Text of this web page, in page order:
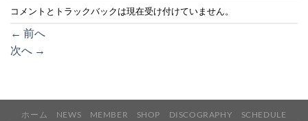
コメントとトラックバックは現在受け付けていません。
← 前へ
次へ →
ホーム NEWS MEMBER SHOP DISCOGRAPHY SCHEDULE